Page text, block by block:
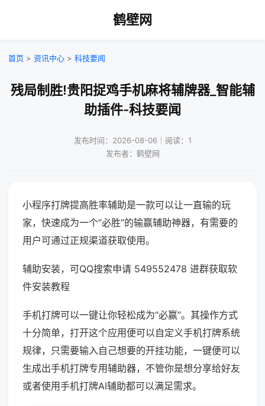
鹤壁网
首页 > 资讯中心 > 科技要闻
残局制胜!贵阳捉鸡手机麻将辅牌器_智能辅
助插件-科技要闻
发布时间：2026-08-06｜阅读：1
发布者：鹤壁网
小程序打牌提高胜率辅助是一款可以让一直输的玩
家，快速成为一个“必胜”的输赢辅助神器，有需要的
用户可通过正规渠道获取使用。
辅助安装，可QQ搜索申请 549552478 进群获取软
件安装教程
手机打牌可以一键让你轻松成为“必赢”。其操作方式
十分简单，打开这个应用便可以自定义手机打牌系统
规律，只需要输入自己想要的开挂功能，一键便可以
生成出手机打牌专用辅助器，不管你是想分享给好友
或者使用手机打牌AI辅助都可以满足需求。